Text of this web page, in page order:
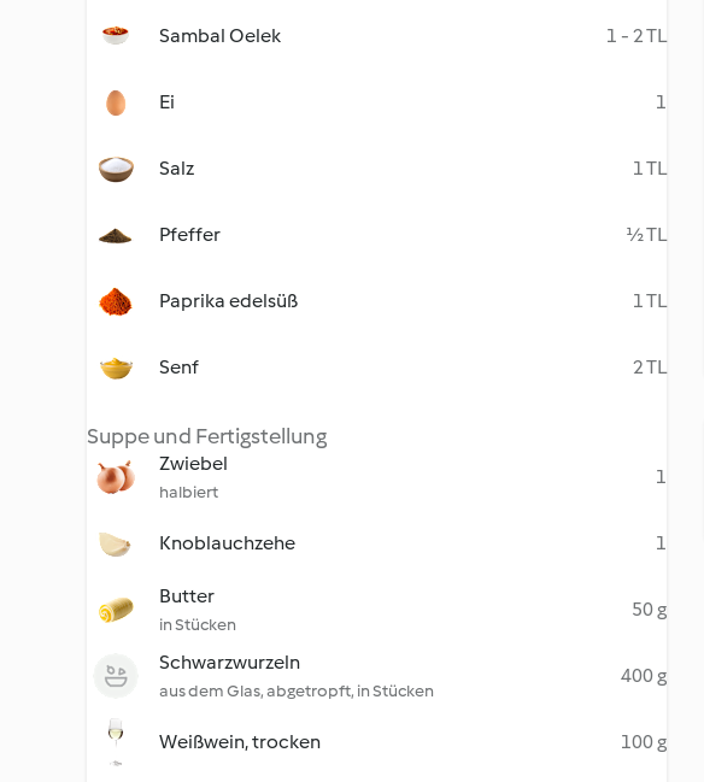
Sambal Oelek 1 - 2 TL
Ei 1
Salz 1 TL
Pfeffer ½ TL
Paprika edelsüß 1 TL
Senf 2 TL
Suppe und Fertigstellung
Zwiebel
halbiert
1
Knoblauchzehe 1
Butter
in Stücken
50 g
Schwarzwurzeln
aus dem Glas, abgetropft, in Stücken
400 g
Weißwein, trocken 100 g